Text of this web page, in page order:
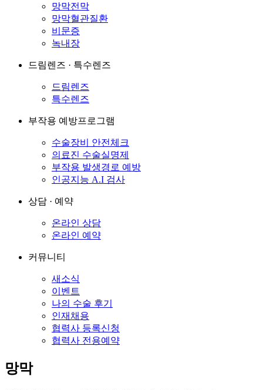
망막전막
망막혈관질환
비문증
녹내장
드림렌즈 · 특수렌즈
드림렌즈
특수렌즈
부작용 예방프로그램
수술장비 안전체크
의료진 수술실명제
부작용 발생경로 예방
인공지능 A.I 검사
상담 · 예약
온라인 상담
온라인 예약
커뮤니티
새소식
이벤트
나의 수술 후기
인재채용
협력사 등록신청
협력사 전용예약
망막